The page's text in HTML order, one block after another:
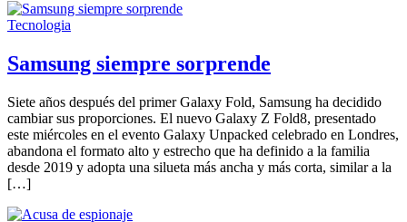
Tecnologia
Samsung siempre sorprende
Siete años después del primer Galaxy Fold, Samsung ha decidido
cambiar sus proporciones. El nuevo Galaxy Z Fold8, presentado
este miércoles en el evento Galaxy Unpacked celebrado en Londres,
abandona el formato alto y estrecho que ha definido a la familia
desde 2019 y adopta una silueta más ancha y más corta, similar a la
[…]